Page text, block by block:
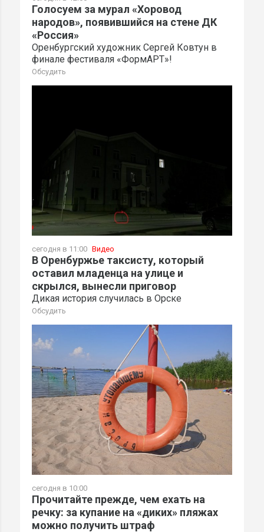
Голосуем за мурал «Хоровод
народов», появившийся на стене ДК
«Россия»
Оренбургский художник Сергей Ковтун в
финале фестиваля «ФормАРТ»!
Обсудить
сегодня в 11:00 Видео
В Оренбуржье таксисту, который
оставил младенца на улице и
скрылся, вынесли приговор
Дикая история случилась в Орске
Обсудить
сегодня в 10:00
Прочитайте прежде, чем ехать на
речку: за купание на «диких» пляжах
можно получить штраф